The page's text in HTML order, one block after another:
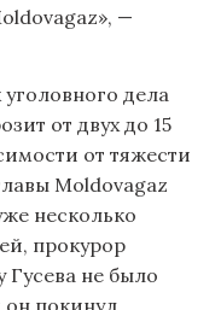
—
дела
от двух до 15
от тяжести
Moldovagaz
несколько
прокурор
Гусева не было
он покинул